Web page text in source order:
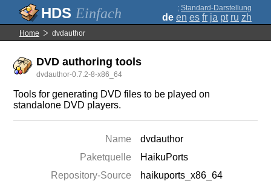
Einfach ; Standard-Darstellung
de en es fr ja pt ru zh
Home dvdauthor
DVD authoring tools
dvdauthor-0.7.2-8-x86_64
Tools for generating DVD files to be played on
standalone DVD players.
Name
dvdauthor
Paketquelle
HaikuPorts
Repository-Source
haikuports_x86_64